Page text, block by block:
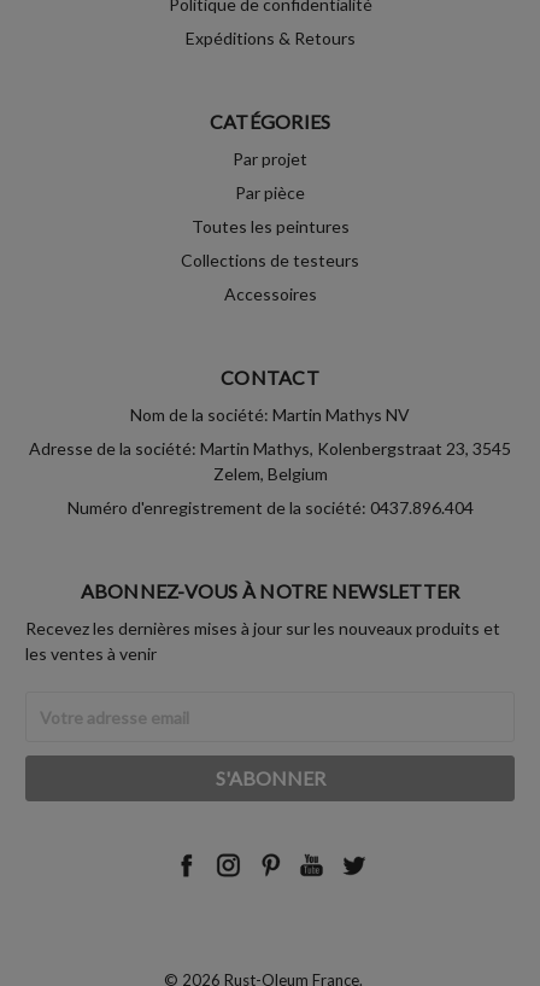
Politique de confidentialité
Expéditions & Retours
CATÉGORIES
Par projet
Par pièce
Toutes les peintures
Collections de testeurs
Accessoires
CONTACT
Nom de la société: Martin Mathys NV
Adresse de la société: Martin Mathys, Kolenbergstraat 23, 3545
Zelem, Belgium
Numéro d'enregistrement de la société: 0437.896.404
ABONNEZ-VOUS À NOTRE NEWSLETTER
Recevez les dernières mises à jour sur les nouveaux produits et
les ventes à venir
Email
© 2026 Rust-Oleum France.